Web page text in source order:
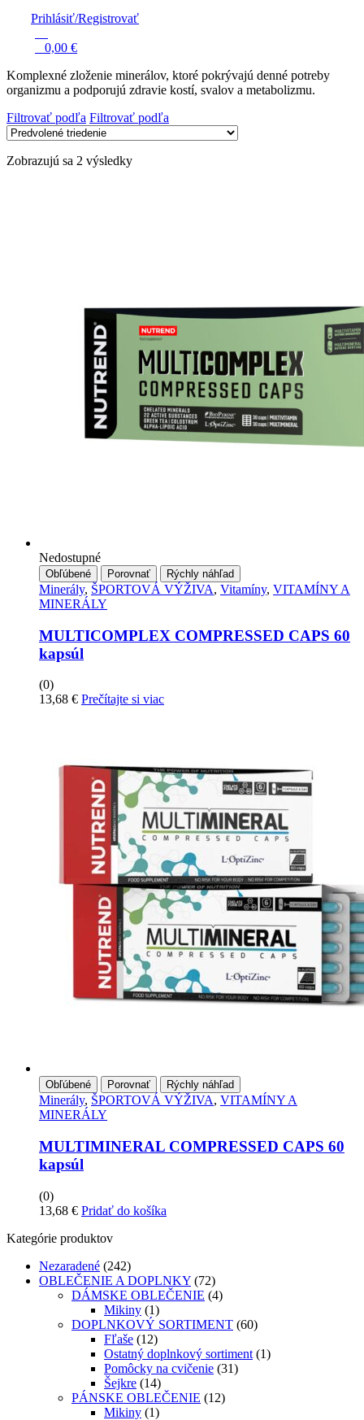
Prihlásiť/Registrovať
0,00 €
Komplexné zloženie minerálov, ktoré pokrývajú denné potreby
organizmu a podporujú zdravie kostí, svalov a metabolizmu.
Filtrovať podľa Filtrovať podľa
Zobrazujú sa 2 výsledky
Nedostupné
Obľúbené Porovnať Rýchly náhľad
Minerály, ŠPORTOVÁ VÝŽIVA, Vitamíny, VITAMÍNY A
MINERÁLY
MULTICOMPLEX COMPRESSED CAPS 60
kapsúl
(0)
13,68 € Prečítajte si viac
Obľúbené Porovnať Rýchly náhľad
Minerály, ŠPORTOVÁ VÝŽIVA, VITAMÍNY A
MINERÁLY
MULTIMINERAL COMPRESSED CAPS 60
kapsúl
(0)
13,68 € Pridať do košíka
Kategórie produktov
Nezaradené (242)
OBLEČENIE A DOPLNKY (72)
DÁMSKE OBLEČENIE (4)
Mikiny (1)
DOPLNKOVÝ SORTIMENT (60)
Fľaše (12)
Ostatný doplnkový sortiment (1)
Pomôcky na cvičenie (31)
Šejkre (14)
PÁNSKE OBLEČENIE (12)
Mikiny (1)